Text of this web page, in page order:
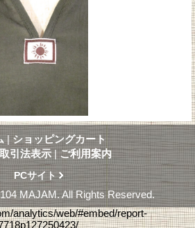
| ショッピングカート
引法表示 | ご利用案内
PCサイト
MAJAM. All Rights Reserved.
analytics/web/#embed/report-